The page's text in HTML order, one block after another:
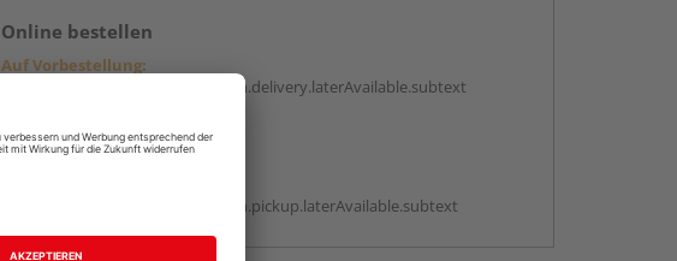
Online bestellen
Auf Vorbestellung:
vue.ads.priceMerchantBox.option.delivery.laterAvailable.subtext
Beim Händler abholen
vue.ads.priceMerchantBox.option.pickup.laterAvailable.subtext